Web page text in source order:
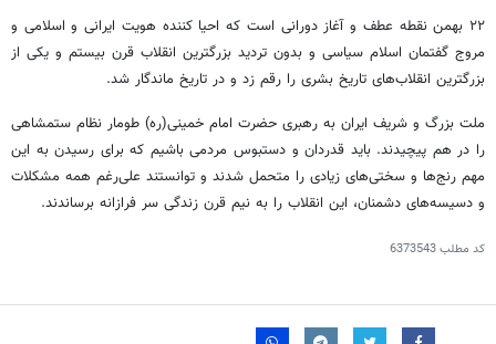
۲۲ بهمن نقطه عطف و آغاز دورانی است که احیا کننده هویت ایرانی و اسلامی و
مروج گفتمان اسلام سیاسی و بدون تردید بزرگترین انقلاب قرن بیستم و یکی از
بزرگترین انقلاب‌‎های تاریخ بشری را رقم زد و در تاریخ ماندگار شد.
ملت بزرگ و شریف ایران به رهبری حضرت امام خمینی(ره) طومار نظام ستمشاهی
را در هم پیچیدند. باید قدردان و دست‎بوس مردمی باشیم که برای رسیدن به این
مهم رنج‌ها و سختی‌های زیادی را متحمل شدند و توانستند علی‌رغم همه مشکلات
و دسیسه‌های دشمنان، این انقلاب را به نیم قرن زندگی سر فرازانه برساندند.
کد مطلب6373543